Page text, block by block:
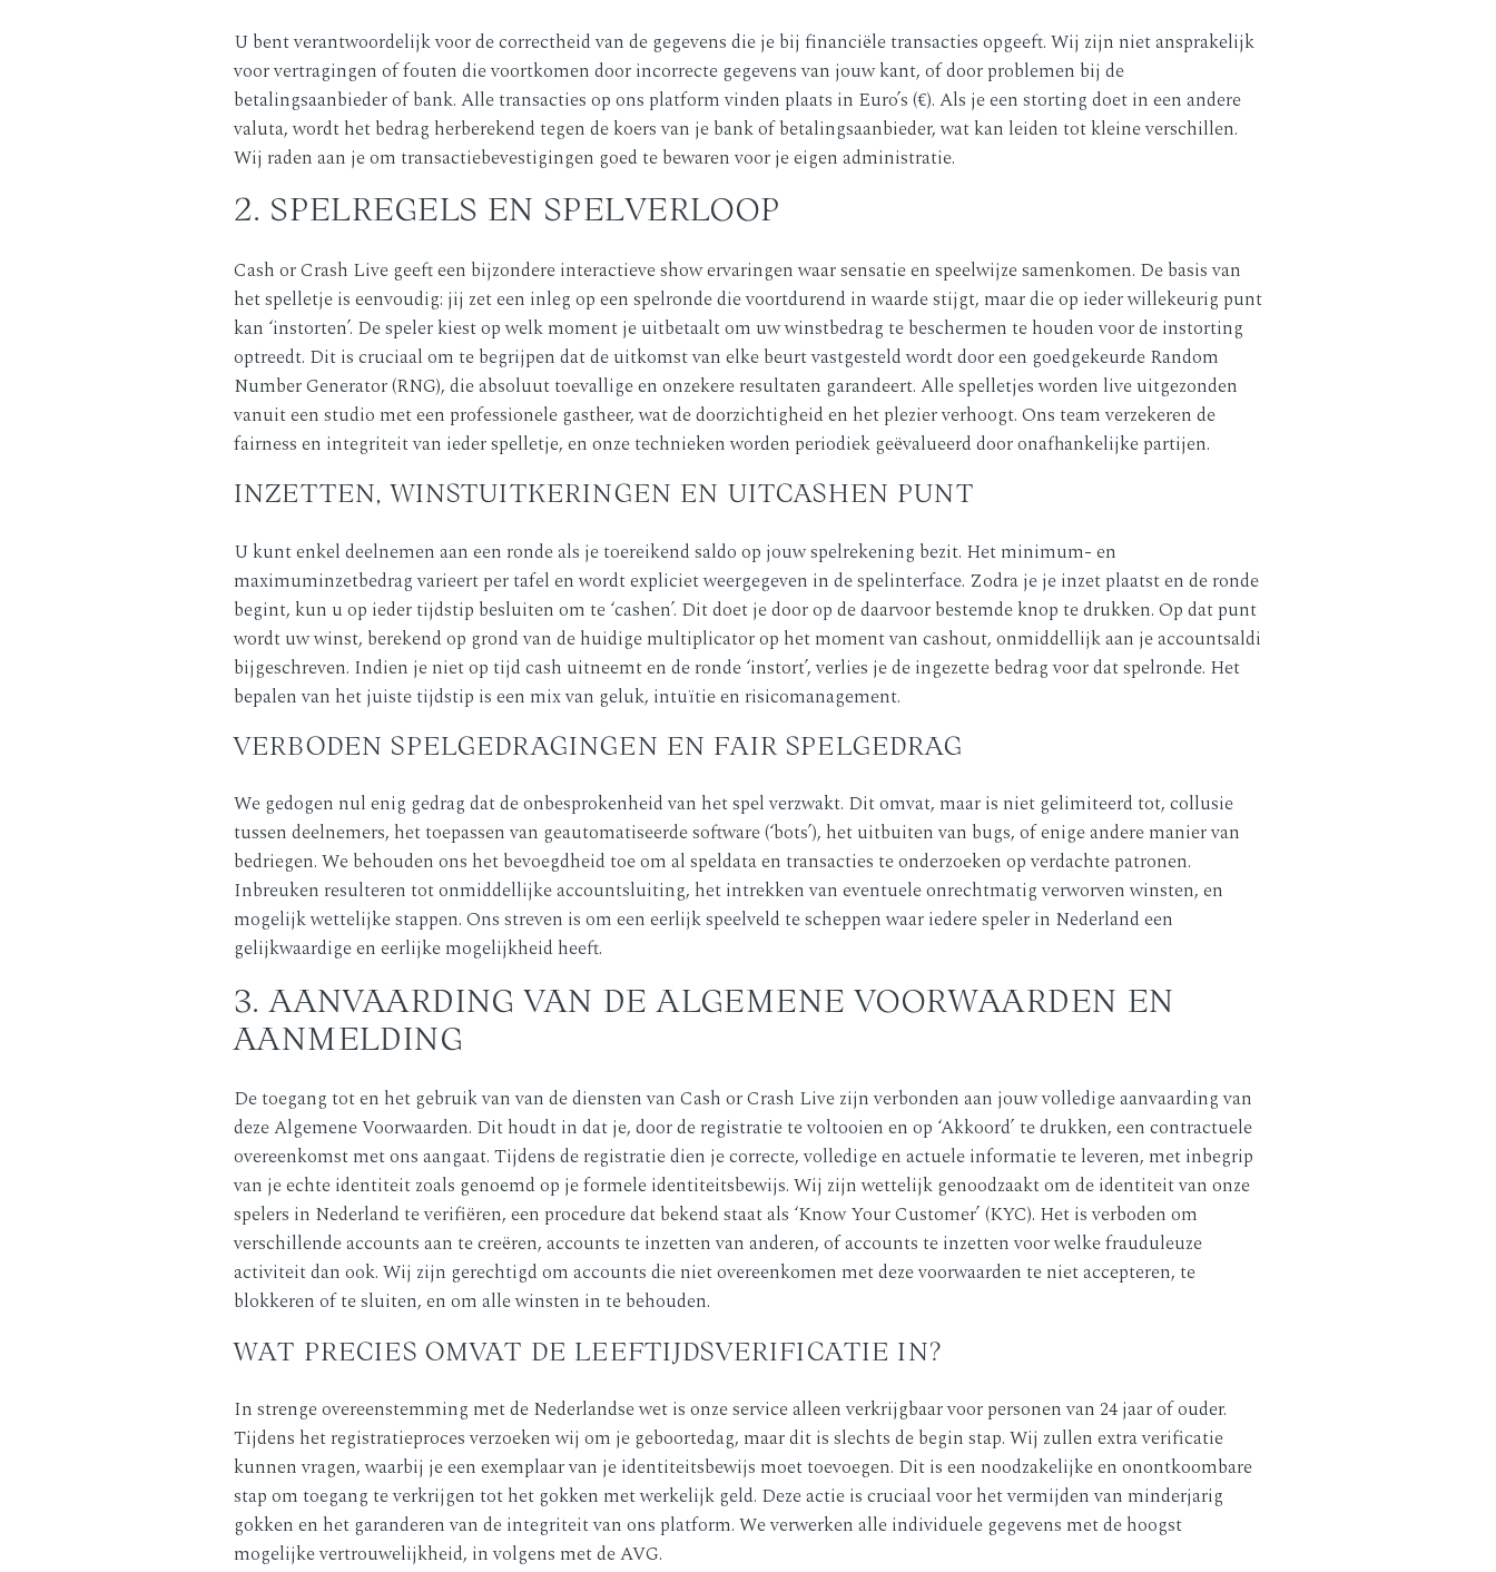
U bent verantwoordelijk voor de correctheid van de gegevens die je bij financiële transacties opgeeft. Wij zijn niet ansprakelijk
voor vertragingen of fouten die voortkomen door incorrecte gegevens van jouw kant, of door problemen bij de
betalingsaanbieder of bank. Alle transacties op ons platform vinden plaats in Euro’s (€). Als je een storting doet in een andere
valuta, wordt het bedrag herberekend tegen de koers van je bank of betalingsaanbieder, wat kan leiden tot kleine verschillen.
Wij raden aan je om transactiebevestigingen goed te bewaren voor je eigen administratie.
2. SPELREGELS EN SPELVERLOOP
Cash or Crash Live geeft een bijzondere interactieve show ervaringen waar sensatie en speelwijze samenkomen. De basis van
het spelletje is eenvoudig: jij zet een inleg op een spelronde die voortdurend in waarde stijgt, maar die op ieder willekeurig punt
kan ‘instorten’. De speler kiest op welk moment je uitbetaalt om uw winstbedrag te beschermen te houden voor de instorting
optreedt. Dit is cruciaal om te begrijpen dat de uitkomst van elke beurt vastgesteld wordt door een goedgekeurde Random
Number Generator (RNG), die absoluut toevallige en onzekere resultaten garandeert. Alle spelletjes worden live uitgezonden
vanuit een studio met een professionele gastheer, wat de doorzichtigheid en het plezier verhoogt. Ons team verzekeren de
fairness en integriteit van ieder spelletje, en onze technieken worden periodiek geëvalueerd door onafhankelijke partijen.
INZETTEN, WINSTUITKERINGEN EN UITCASHEN PUNT
U kunt enkel deelnemen aan een ronde als je toereikend saldo op jouw spelrekening bezit. Het minimum- en
maximuminzetbedrag varieert per tafel en wordt expliciet weergegeven in de spelinterface. Zodra je je inzet plaatst en de ronde
begint, kun u op ieder tijdstip besluiten om te ‘cashen’. Dit doet je door op de daarvoor bestemde knop te drukken. Op dat punt
wordt uw winst, berekend op grond van de huidige multiplicator op het moment van cashout, onmiddellijk aan je accountsaldi
bijgeschreven. Indien je niet op tijd cash uitneemt en de ronde ‘instort’, verlies je de ingezette bedrag voor dat spelronde. Het
bepalen van het juiste tijdstip is een mix van geluk, intuïtie en risicomanagement.
VERBODEN SPELGEDRAGINGEN EN FAIR SPELGEDRAG
We gedogen nul enig gedrag dat de onbesprokenheid van het spel verzwakt. Dit omvat, maar is niet gelimiteerd tot, collusie
tussen deelnemers, het toepassen van geautomatiseerde software (‘bots’), het uitbuiten van bugs, of enige andere manier van
bedriegen. We behouden ons het bevoegdheid toe om al speldata en transacties te onderzoeken op verdachte patronen.
Inbreuken resulteren tot onmiddellijke accountsluiting, het intrekken van eventuele onrechtmatig verworven winsten, en
mogelijk wettelijke stappen. Ons streven is om een eerlijk speelveld te scheppen waar iedere speler in Nederland een
gelijkwaardige en eerlijke mogelijkheid heeft.
3. AANVAARDING VAN DE ALGEMENE VOORWAARDEN EN
AANMELDING
De toegang tot en het gebruik van van de diensten van Cash or Crash Live zijn verbonden aan jouw volledige aanvaarding van
deze Algemene Voorwaarden. Dit houdt in dat je, door de registratie te voltooien en op ‘Akkoord’ te drukken, een contractuele
overeenkomst met ons aangaat. Tijdens de registratie dien je correcte, volledige en actuele informatie te leveren, met inbegrip
van je echte identiteit zoals genoemd op je formele identiteitsbewijs. Wij zijn wettelijk genoodzaakt om de identiteit van onze
spelers in Nederland te verifiëren, een procedure dat bekend staat als ‘Know Your Customer’ (KYC). Het is verboden om
verschillende accounts aan te creëren, accounts te inzetten van anderen, of accounts te inzetten voor welke frauduleuze
activiteit dan ook. Wij zijn gerechtigd om accounts die niet overeenkomen met deze voorwaarden te niet accepteren, te
blokkeren of te sluiten, en om alle winsten in te behouden.
WAT PRECIES OMVAT DE LEEFTIJDSVERIFICATIE IN?
In strenge overeenstemming met de Nederlandse wet is onze service alleen verkrijgbaar voor personen van 24 jaar of ouder.
Tijdens het registratieproces verzoeken wij om je geboortedag, maar dit is slechts de begin stap. Wij zullen extra verificatie
kunnen vragen, waarbij je een exemplaar van je identiteitsbewijs moet toevoegen. Dit is een noodzakelijke en onontkoombare
stap om toegang te verkrijgen tot het gokken met werkelijk geld. Deze actie is cruciaal voor het vermijden van minderjarig
gokken en het garanderen van de integriteit van ons platform. We verwerken alle individuele gegevens met de hoogst
mogelijke vertrouwelijkheid, in volgens met de AVG.